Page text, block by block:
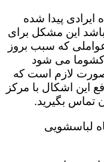
پیدا شده
این مشکل برای
که سبب بروز
می شود
لازم است که
این اشکال با مرکز
تماس بگیرید.
لباسشویی